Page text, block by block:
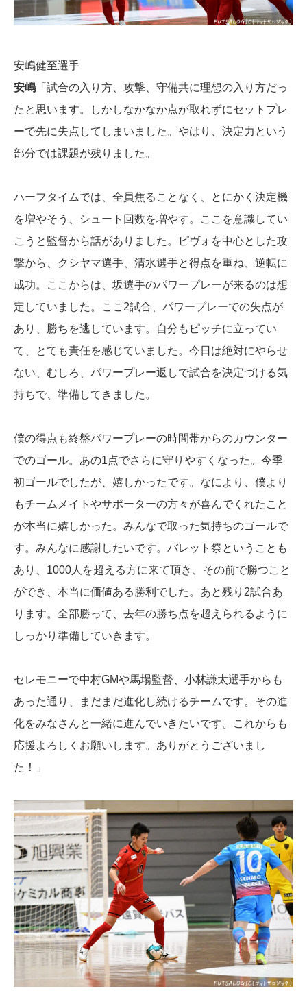
安嶋健至選手
安嶋 「試合の入り方、攻撃、守備共に理想の入り方だっ
たと思います。しかしなかなか点が取れずにセットプレ
ーで先に失点してしまいました。やはり、決定力という
部分では課題が残りました。
ハーフタイムでは、全員焦ることなく、とにかく決定機
を増やそう、シュート回数を増やす。ここを意識してい
こうと監督から話がありました。ピヴォを中心とした攻
撃から、クシヤマ選手、清水選手と得点を重ね、逆転に
成功。ここからは、坂選手のパワープレーが来るのは想
定していました。ここ2試合、パワープレーでの失点が
あり、勝ちを逃しています。自分もピッチに立ってい
て、とても責任を感じていました。今日は絶対にやらせ
ない、むしろ、パワープレー返しで試合を決定づける気
持ちで、準備してきました。
僕の得点も終盤パワープレーの時間帯からのカウンター
でのゴール。あの1点でさらに守りやすくなった。今季
初ゴールでしたが、嬉しかったです。なにより、僕より
もチームメイトやサポーターの方々が喜んでくれたこと
が本当に嬉しかった。みんなで取った気持ちのゴールで
す。みんなに感謝したいです。バレット祭ということも
あり、1000人を超える方に来て頂き、その前で勝つこと
ができ、本当に価値ある勝利でした。あと残り2試合あ
ります。全部勝って、去年の勝ち点を超えられるように
しっかり準備していきます。
セレモニーで中村GMや馬場監督、小林謙太選手からも
あった通り、まだまだ進化し続けるチームです。その進
化をみなさんと一緒に進んでいきたいです。これからも
応援よろしくお願いします。ありがとうございまし
た！」